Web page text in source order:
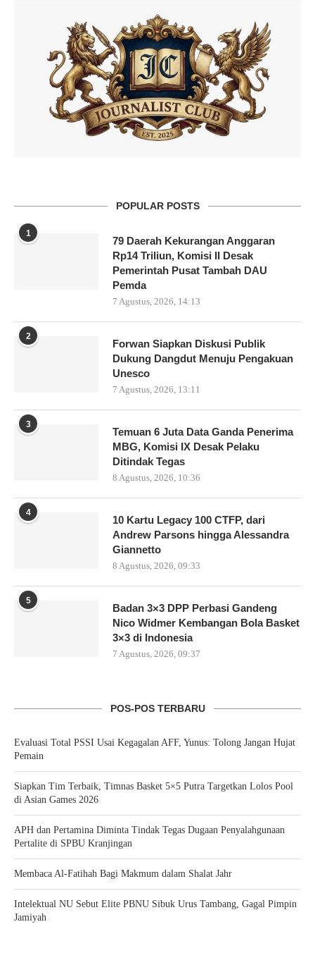
POPULAR POSTS
1
79 Daerah Kekurangan Anggaran
Rp14 Triliun, Komisi II Desak
Pemerintah Pusat Tambah DAU
Pemda
7 Agustus, 2026, 14:13
2
Forwan Siapkan Diskusi Publik
Dukung Dangdut Menuju Pengakuan
Unesco
7 Agustus, 2026, 13:11
3
Temuan 6 Juta Data Ganda Penerima
MBG, Komisi IX Desak Pelaku
Ditindak Tegas
8 Agustus, 2026, 10:36
4
10 Kartu Legacy 100 CTFP, dari
Andrew Parsons hingga Alessandra
Giannetto
8 Agustus, 2026, 09:33
5
Badan 3×3 DPP Perbasi Gandeng
Nico Widmer Kembangan Bola Basket
3×3 di Indonesia
7 Agustus, 2026, 09:37
POS-POS TERBARU
Evaluasi Total PSSI Usai Kegagalan AFF, Yunus: Tolong Jangan Hujat
Pemain
Siapkan Tim Terbaik, Timnas Basket 5×5 Putra Targetkan Lolos Pool
di Asian Games 2026
APH dan Pertamina Diminta Tindak Tegas Dugaan Penyalahgunaan
Pertalite di SPBU Kranjingan
Membaca Al-Fatihah Bagi Makmum dalam Shalat Jahr
Intelektual NU Sebut Elite PBNU Sibuk Urus Tambang, Gagal Pimpin
Jamiyah